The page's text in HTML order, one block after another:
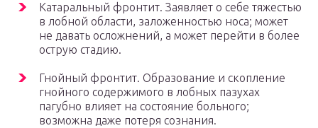
Катаральный фронтит. Заявляет о себе тяжестью
в лобной области, заложенностью носа; может
не давать осложнений, а может перейти в более
острую стадию.
Гнойный фронтит. Образование и скопление
гнойного содержимого в лобных пазухах
пагубно влияет на состояние больного;
возможна даже потеря сознания.